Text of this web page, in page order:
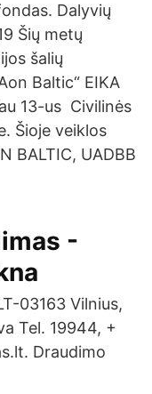
Dalyvių
Šių metų
šalių
Baltic“ EIKA
13-us Civilinės
Šioje veiklos
BALTIC, UADBB
-
03163 Vilnius,
Tel. 19944, +
Draudimo